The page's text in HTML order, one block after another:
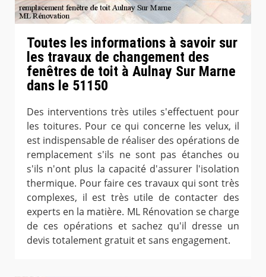
Toutes les informations à savoir sur
les travaux de changement des
fenêtres de toit à Aulnay Sur Marne
dans le 51150
Des interventions très utiles s'effectuent pour
les toitures. Pour ce qui concerne les velux, il
est indispensable de réaliser des opérations de
remplacement s'ils ne sont pas étanches ou
s'ils n'ont plus la capacité d'assurer l'isolation
thermique. Pour faire ces travaux qui sont très
complexes, il est très utile de contacter des
experts en la matière. ML Rénovation se charge
de ces opérations et sachez qu'il dresse un
devis totalement gratuit et sans engagement.